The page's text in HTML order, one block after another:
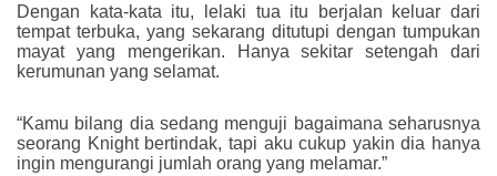
Dengan kata-kata itu, lelaki tua itu berjalan keluar dari
tempat terbuka, yang sekarang ditutupi dengan tumpukan
mayat yang mengerikan. Hanya sekitar setengah dari
kerumunan yang selamat.
“Kamu bilang dia sedang menguji bagaimana seharusnya
seorang Knight bertindak, tapi aku cukup yakin dia hanya
ingin mengurangi jumlah orang yang melamar.”